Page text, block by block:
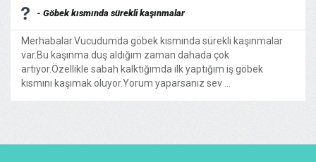
- Göbek kısmında sürekli kaşınmalar
Merhabalar.Vucudumda göbek kısmında sürekli kaşınmalar
var.Bu kaşınma duş aldığım zaman dahada çok
artıyor.Özellikle sabah kalktığımda ilk yaptığım iş göbek
kısmını kaşımak oluyor.Yorum yaparsanız sev ...